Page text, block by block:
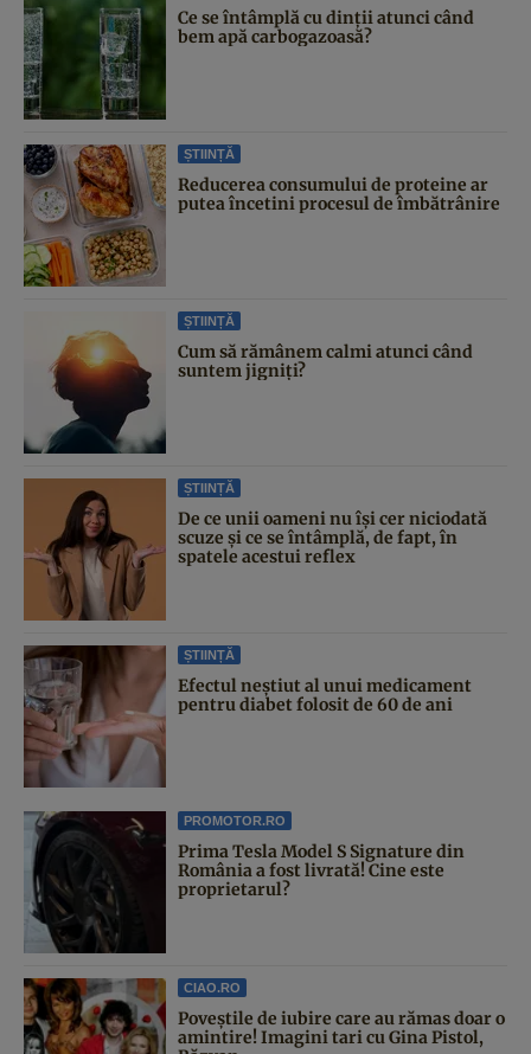
Ce se întâmplă cu dinții atunci când
bem apă carbogazoasă?
ȘTIINȚĂ
Reducerea consumului de proteine ar
putea încetini procesul de îmbătrânire
ȘTIINȚĂ
Cum să rămânem calmi atunci când
suntem jigniți?
ȘTIINȚĂ
De ce unii oameni nu își cer niciodată
scuze și ce se întâmplă, de fapt, în
spatele acestui reflex
ȘTIINȚĂ
Efectul neștiut al unui medicament
pentru diabet folosit de 60 de ani
PROMOTOR.RO
Prima Tesla Model S Signature din
România a fost livrată! Cine este
proprietarul?
CIAO.RO
Poveştile de iubire care au rămas doar o
amintire! Imagini tari cu Gina Pistol,